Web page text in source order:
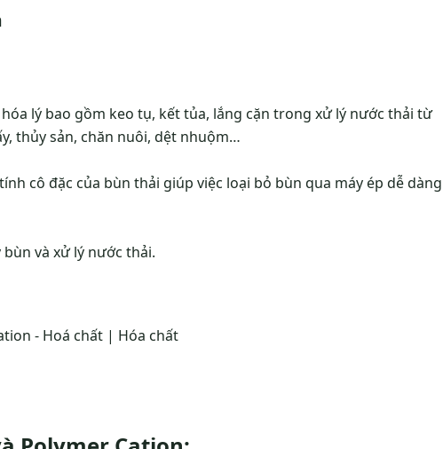
lý bao gồm keo tụ, kết tủa, lắng cặn trong xử lý nước thải từ
thủy sản, chăn nuôi, dệt nhuộm…
cô đặc của bùn thải giúp việc loại bỏ bùn qua máy ép dễ dàng
và xử lý nước thải.